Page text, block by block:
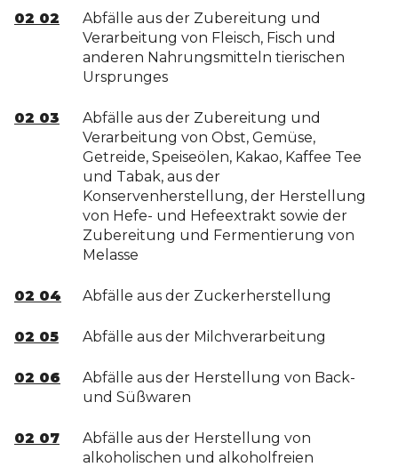
02 02
Abfälle aus der Zubereitung und
Verarbeitung von Fleisch, Fisch und
anderen Nahrungsmitteln tierischen
Ursprunges
02 03
Abfälle aus der Zubereitung und
Verarbeitung von Obst, Gemüse,
Getreide, Speiseölen, Kakao, Kaffee Tee
und Tabak, aus der
Konservenherstellung, der Herstellung
von Hefe- und Hefeextrakt sowie der
Zubereitung und Fermentierung von
Melasse
02 04 Abfälle aus der Zuckerherstellung
02 05 Abfälle aus der Milchverarbeitung
02 06
Abfälle aus der Herstellung von Back-
und Süßwaren
02 07
Abfälle aus der Herstellung von
alkoholischen und alkoholfreien